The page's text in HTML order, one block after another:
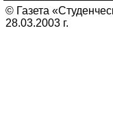
© Газета
28.03.2003 г.